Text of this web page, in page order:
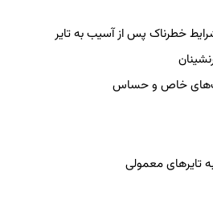
خطرناک پس از آسیب به تایر
خاص و حساس
تایرهای معمولی